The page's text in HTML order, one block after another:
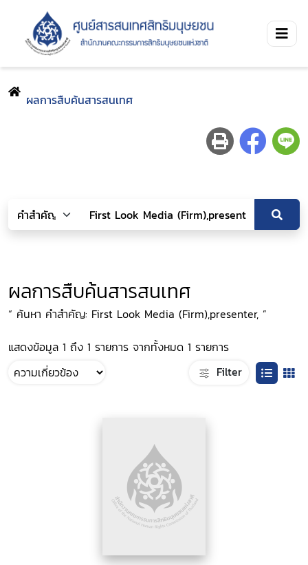
ผลการสืบค้นสารสนเทศ
ผลการสืบค้นสารสนเทศ
“ ค้นหา คำสำคัญ: First Look Media (Firm),presenter, ”
แสดงข้อมูล 1 ถึง 1 รายการ จากทั้งหมด 1 รายการ
Filter